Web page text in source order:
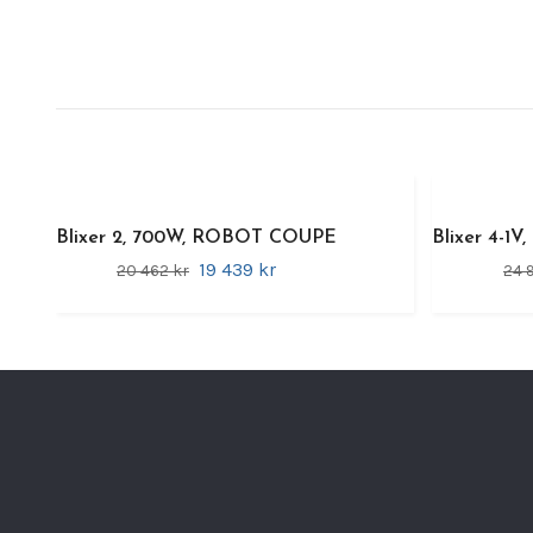
Blixer 2, 700W, ROBOT COUPE
20 462 kr 19 439 kr
Blixer 4-
24